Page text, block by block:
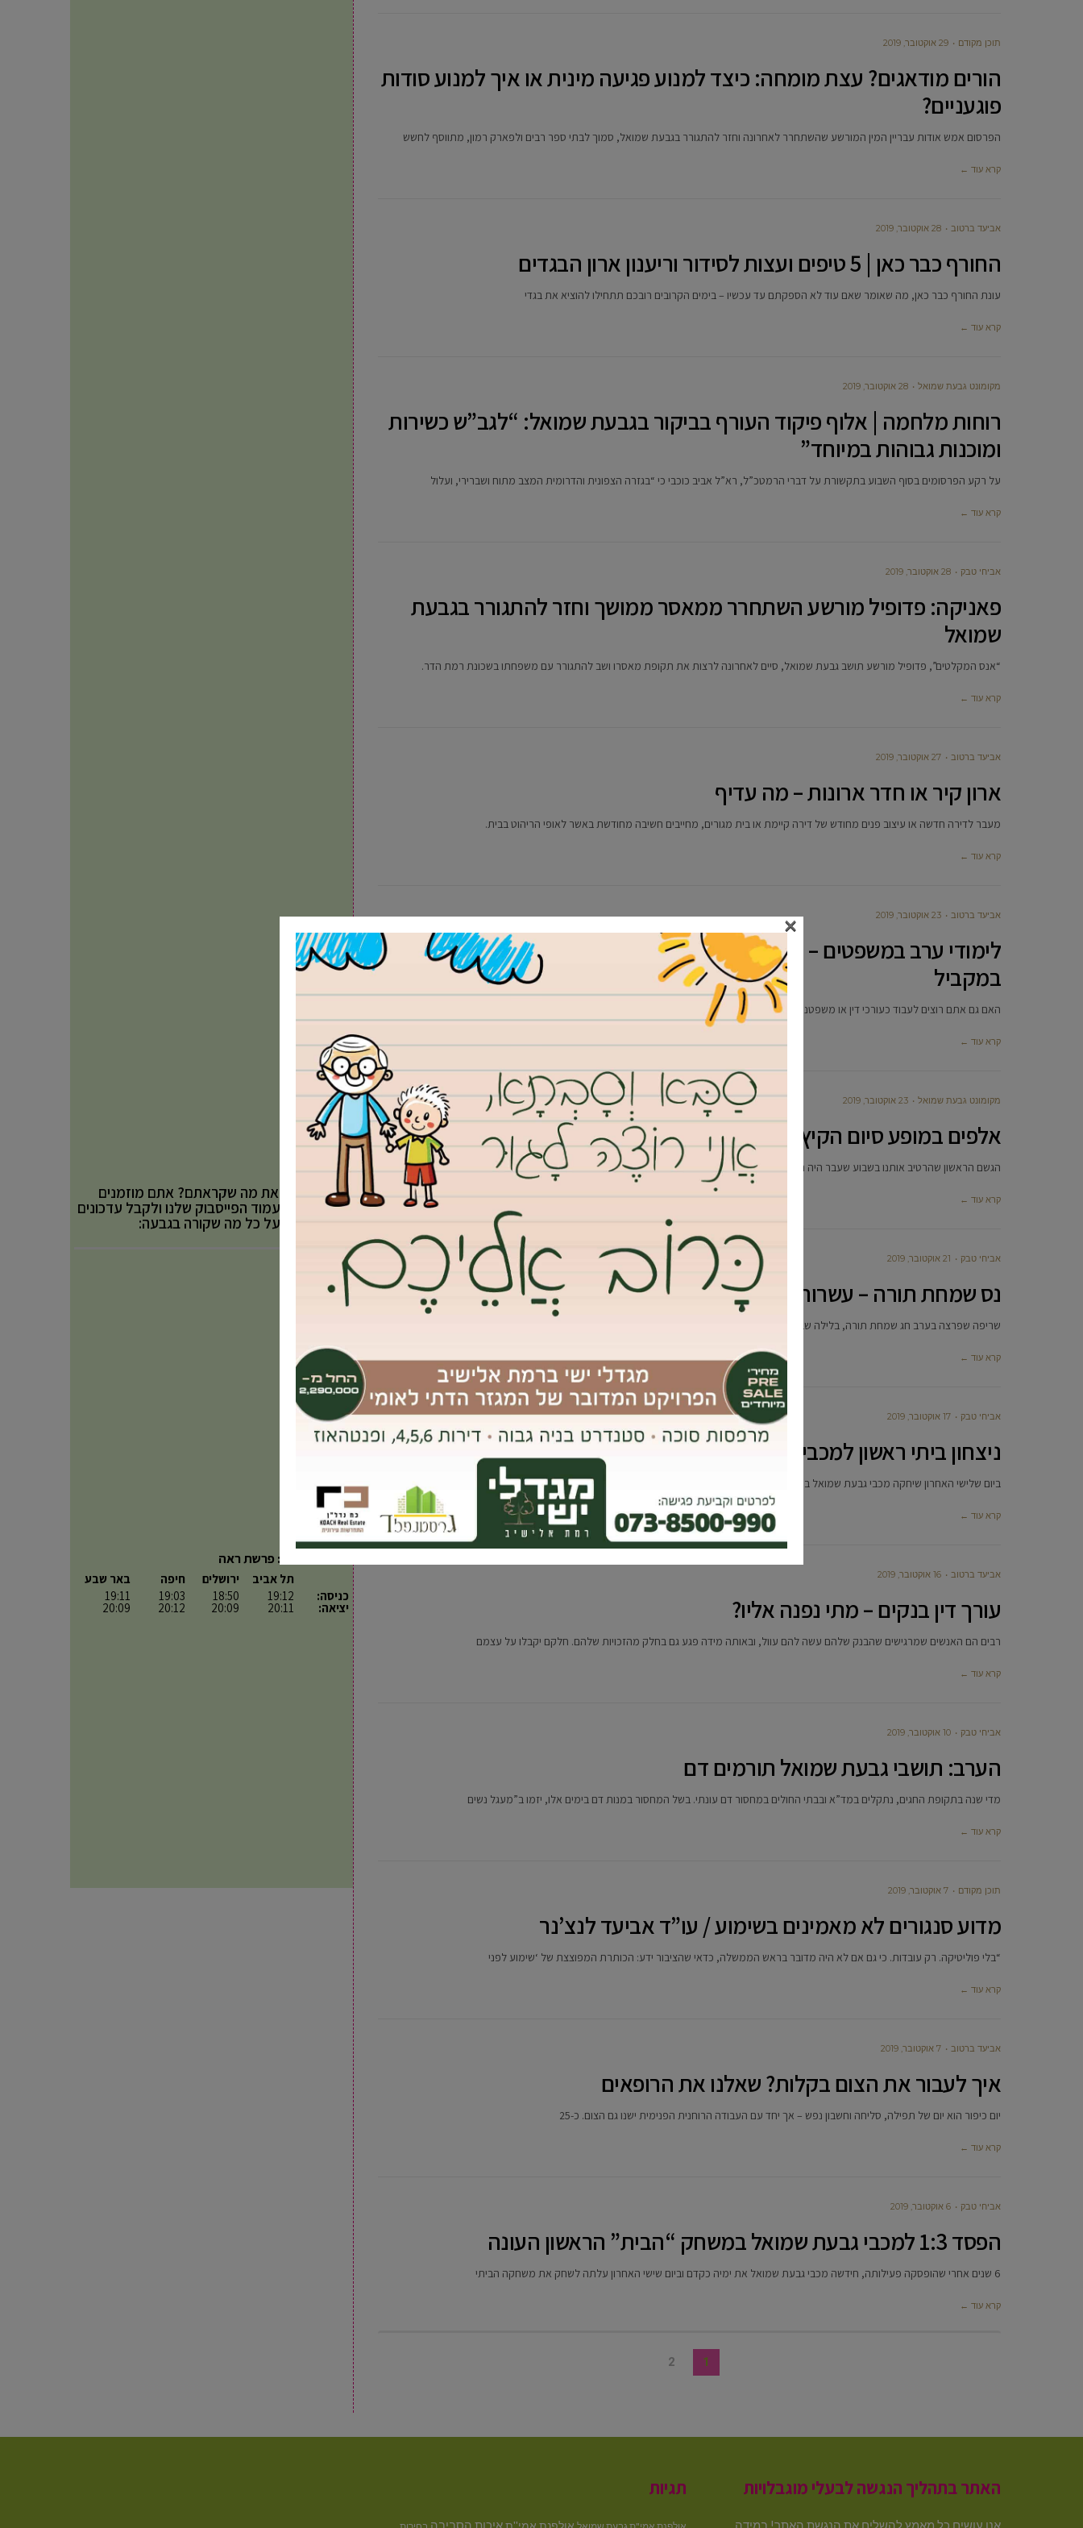
תוכן מקודם 29 אוקטובר, 2019
הורים מודאגים? עצת מומחה: כיצד למנוע פגיעה מינית או איך למנוע סודות
פוגעניים?
הפרסום אמש אודות עבריין המין המורשע שהשתחרר לאחרונה וחזר להתגורר בגבעת שמואל, סמוך לבתי ספר רבים ולפארק רמון, מתווסף לחשש
קרא עוד ←
אביעד ברטוב 28 אוקטובר, 2019
החורף כבר כאן | 5 טיפים ועצות לסידור וריענון ארון הבגדים
עונת החורף כבר כאן, מה שאומר שאם עוד לא הספקתם עד עכשיו – בימים הקרובים רובכם תתחילו להוציא את בגדי
קרא עוד ←
מקומונט גבעת שמואל 28 אוקטובר, 2019
רוחות מלחמה | אלוף פיקוד העורף בביקור בגבעת שמואל: “לגב”ש כשירות
ומוכנות גבוהות במיוחד”
על רקע הפרסומים בסוף השבוע בתקשורת על דברי הרמטכ”ל, רא”ל אביב כוכבי כי “בגזרה הצפונית והדרומית המצב מתוח ושברירי, ועלול
קרא עוד ←
אביחי טבק 28 אוקטובר, 2019
פאניקה: פדופיל מורשע השתחרר ממאסר ממושך וחזר להתגורר בגבעת
שמואל
“אנס המקלטים”, פדופיל מורשע תושב גבעת שמואל, סיים לאחרונה לרצות את תקופת מאסרו ושב להתגורר עם משפחתו בשכונת רמת הדר.
קרא עוד ←
אביעד ברטוב 27 אוקטובר, 2019
ארון קיר או חדר ארונות – מה עדיף
מעבר לדירה חדשה או עיצוב פנים מחודש של דירה קיימת או בית מגורים, מחייבים חשיבה מחודשת באשר לאופי הריהוט בבית.
קרא עוד ←
אביעד ברטוב 23 אוקטובר, 2019
לימודי ערב במשפטים – המסלול היחידי שמאפשר לכם לעבוד וללמוד
במקביל
האם גם אתם רוצים לעבוד כעורכי דין או משפטנים? מעוניינים ללמוד לתואר ראשון במשפטים אך עליכם לעבוד במקביל ללימודים? מחפשים
קרא עוד ←
מקומונט גבעת שמואל 23 אוקטובר, 2019
אלפים במופע סיום הקיץ של חנן בן ארי
הגשם הראשון שהרטיב אותנו בשבוע שעבר היה הסימן הרשמי לתחילתה של עונת הסתיו, אבל בעיריית גבעת שמואל, בשיתוף המתנ”ס העירוני,
קרא עוד ←
אביחי טבק 21 אוקטובר, 2019
נס שמחת תורה – עשרות דיירים פונו בשל שריפה בליל החג
שריפה שפרצה בערב חג שמחת תורה, בלילה שבין ראשון לשני, בבניין בגבעת שמואל יכולה הייתה להסתיים באסון גדול, אילולא תושייתו
קרא עוד ←
אביחי טבק 17 אוקטובר, 2019
ניצחון ביתי ראשון למכבי גבעת שמואל
ביום שלישי האחרון שיחקה מכבי גבעת שמואל במסגרת המחזור ה-4 את משחקה הביתי השני העונה, הפעם מול הפועל ג’לג’וליה. זה
קרא עוד ←
אביעד ברטוב 16 אוקטובר, 2019
עורך דין בנקים – מתי נפנה אליו?
רבים הם האנשים שמרגישים שהבנק שלהם עשה להם עוול, ובאותה מידה פגע גם בחלק מהזכויות שלהם. חלקם יקבלו על עצמם
קרא עוד ←
אביחי טבק 10 אוקטובר, 2019
הערב: תושבי גבעת שמואל תורמים דם
מדי שנה בתקופת החגים, נתקלים במד”א ובבתי החולים במחסור דם עונתי. בשל המחסור במנות דם בימים אלו, יזמו ב”מעגל נשים
קרא עוד ←
תוכן מקודם 7 אוקטובר, 2019
מדוע סנגורים לא מאמינים בשימוע / עו”ד אביעד לנצ’נר
“בלי פוליטיקה. רק עובדות. כי גם אם לא היה מדובר בראש הממשלה, כדאי שהציבור ידע: הכותרת המפוצצת של ‘שימוע לפני
קרא עוד ←
אביעד ברטוב 7 אוקטובר, 2019
איך לעבור את הצום בקלות? שאלנו את הרופאים
יום כיפור הוא יום של תפילה, סליחה וחשבון נפש – אך יחד עם העבודה הרוחנית הפנימית ישנו גם הצום. כ-25
קרא עוד ←
אביחי טבק 6 אוקטובר, 2019
הפסד 1:3 למכבי גבעת שמואל במשחק “הבית” הראשון העונה
6 שנים אחרי שהופסקה פעילותה, חידשה מכבי גבעת שמואל את ימיה כקדם וביום שישי האחרון עלתה לשחק את משחקה הביתי
קרא עוד ←
1
2
אהבתם את מה שקראתם? אתם מוזמנים
לעקוב אחר עמוד הפייסבוק שלנו ולקבל עדכונים
באופן שוטף על כל מה שקורה בגבעה:
פרשת השבוע: פרשת ראה
כניסה:
יציאה:
תל אביב
19:12
20:11
ירושלים
18:50
20:09
חיפה
19:03
20:12
באר שבע
19:11
20:09
האתר בתהליך הנגשה לבעלי מוגבלויות
אנו עושים כל מאמץ להשלים את הנגשת האתר! במידה
תגיות
איכות הסביבה
×